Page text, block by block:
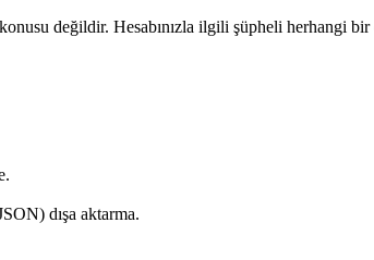
değildir. Hesabınızla ilgili şüpheli herhangi
dışa aktarma.